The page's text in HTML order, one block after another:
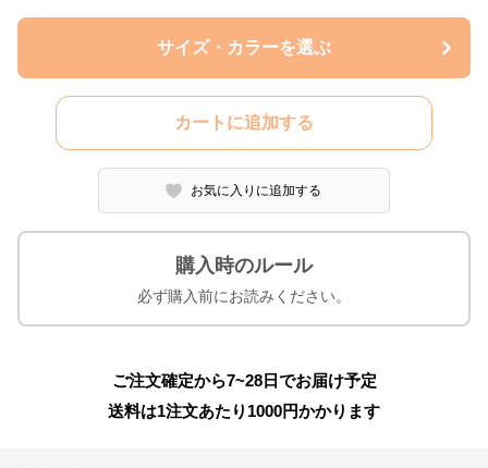
サイズ・カラーを選ぶ
カートに追加する
お気に入りに追加する
購入時のルール
必ず購入前にお読みください。
ご注文確定から7~28日でお届け予定
送料は1注文あたり 1000円かかります